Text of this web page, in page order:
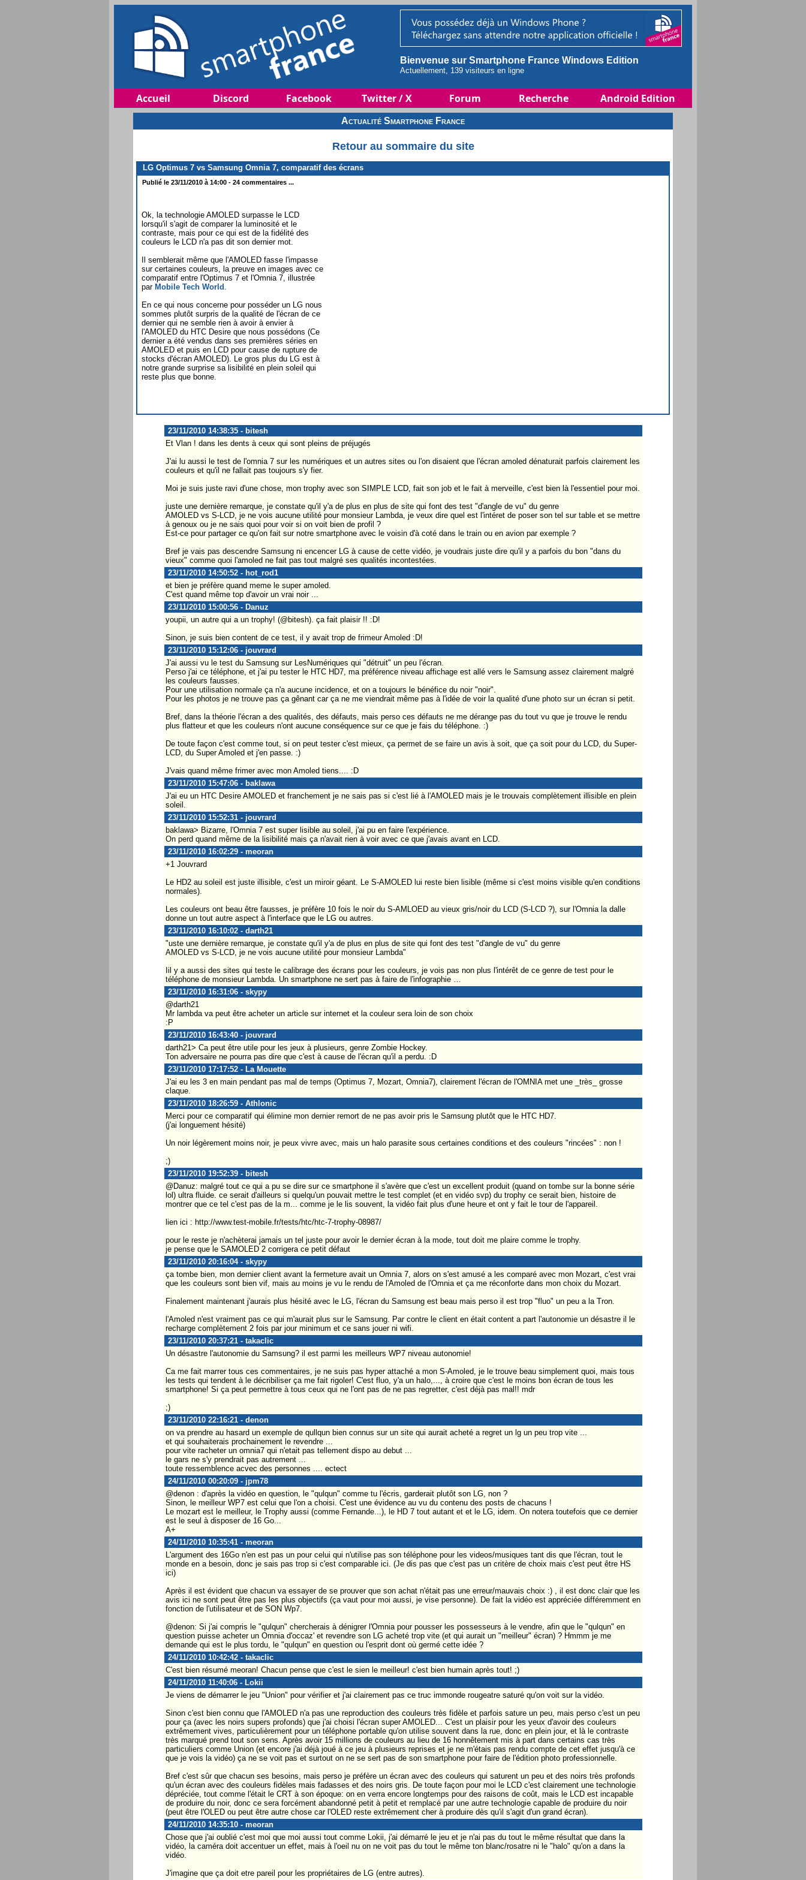
Bienvenue sur Smartphone France Windows Edition
Actuellement, 139 visiteurs en ligne
Accueil Discord Facebook Twitter / X Forum Recherche Android Edition
Actualité Smartphone France
Retour au sommaire du site
LG Optimus 7 vs Samsung Omnia 7, comparatif des écrans
Publié le 23/11/2010 à 14:00 - 24 commentaires ...
Ok, la technologie AMOLED surpasse le LCD
lorsqu'il s'agit de comparer la luminosité et le
contraste, mais pour ce qui est de la fidélité des
couleurs le LCD n'a pas dit son dernier mot.
Il semblerait même que l'AMOLED fasse l'impasse
sur certaines couleurs, la preuve en images avec ce
comparatif entre l'Optimus 7 et l'Omnia 7, illustrée
par Mobile Tech World
En ce qui nous concerne pour posséder un LG nous
sommes plutôt surpris de la qualité de l'écran de ce
dernier qui ne semble rien à avoir à envier à
l'AMOLED du HTC Desire que nous possédons (Ce
dernier a été vendus dans ses premières séries en
AMOLED et puis en LCD pour cause de rupture de
stocks d'écran AMOLED). Le gros plus du LG est à
notre grande surprise sa lisibilité en plein soleil qui
reste plus que bonne.
23/11/2010 14:38:35 - bitesh
Et Vlan ! dans les dents à ceux qui sont pleins de préjugés
J'ai lu aussi le test de l'omnia 7 sur les numériques et un autres sites ou l'on disaient que l'écran amoled dénaturait parfois clairement les
couleurs et qu'il ne fallait pas toujours s'y fier.
Moi je suis juste ravi d'une chose, mon trophy avec son SIMPLE LCD, fait son job et le fait à merveille, c'est bien là l'essentiel pour moi.
juste une dernière remarque, je constate qu'il y'a de plus en plus de site qui font des test "d'angle de vu" du genre
AMOLED vs S-LCD, je ne vois aucune utilité pour monsieur Lambda, je veux dire quel est l'intéret de poser son tel sur table et se mettre
à genoux ou je ne sais quoi pour voir si on voit bien de profil ?
Est-ce pour partager ce qu'on fait sur notre smartphone avec le voisin d'à coté dans le train ou en avion par exemple ?
Bref je vais pas descendre Samsung ni encencer LG à cause de cette vidéo, je voudrais juste dire qu'il y a parfois du bon "dans du
vieux" comme quoi l'amoled ne fait pas tout malgré ses qualités incontestées.
23/11/2010 14:50:52 - hot_rod1
et bien je préfère quand meme le super amoled.
C'est quand même top d'avoir un vrai noir ...
23/11/2010 15:00:56 - Danuz
youpii, un autre qui a un trophy! (@bitesh). ça fait plaisir !! :D!
Sinon, je suis bien content de ce test, il y avait trop de frimeur Amoled :D!
23/11/2010 15:12:06 - jouvrard
J'ai aussi vu le test du Samsung sur LesNumériques qui "détruit" un peu l'écran.
Perso j'ai ce téléphone, et j'ai pu tester le HTC HD7, ma préférence niveau affichage est allé vers le Samsung assez clairement malgré
les couleurs fausses.
Pour une utilisation normale ça n'a aucune incidence, et on a toujours le bénéfice du noir "noir".
Pour les photos je ne trouve pas ça gênant car ça ne me viendrait même pas à l'idée de voir la qualité d'une photo sur un écran si petit.
Bref, dans la théorie l'écran a des qualités, des défauts, mais perso ces défauts ne me dérange pas du tout vu que je trouve le rendu
plus flatteur et que les couleurs n'ont aucune conséquence sur ce que je fais du téléphone. :)
De toute façon c'est comme tout, si on peut tester c'est mieux, ça permet de se faire un avis à soit, que ça soit pour du LCD, du Super-
LCD, du Super Amoled et j'en passe. :)
J'vais quand même frimer avec mon Amoled tiens.... :D
23/11/2010 15:47:06 - baklawa
J'ai eu un HTC Desire AMOLED et franchement je ne sais pas si c'est lié à l'AMOLED mais je le trouvais complètement illisible en plein
soleil.
23/11/2010 15:52:31 - jouvrard
baklawa> Bizarre, l'Omnia 7 est super lisible au soleil, j'ai pu en faire l'expérience.
On perd quand même de la lisibilité mais ça n'avait rien à voir avec ce que j'avais avant en LCD.
23/11/2010 16:02:29 - meoran
+1 Jouvrard
Le HD2 au soleil est juste illisible, c'est un miroir géant. Le S-AMOLED lui reste bien lisible (même si c'est moins visible qu'en conditions
normales).
Les couleurs ont beau être fausses, je préfère 10 fois le noir du S-AMLOED au vieux gris/noir du LCD (S-LCD ?), sur l'Omnia la dalle
donne un tout autre aspect à l'interface que le LG ou autres.
23/11/2010 16:10:02 - darth21
"uste une dernière remarque, je constate qu'il y'a de plus en plus de site qui font des test "d'angle de vu" du genre
AMOLED vs S-LCD, je ne vois aucune utilité pour monsieur Lambda"
Iil y a aussi des sites qui teste le calibrage des écrans pour les couleurs, je vois pas non plus l'intérêt de ce genre de test pour le
téléphone de monsieur Lambda. Un smartphone ne sert pas à faire de l'infographie …
23/11/2010 16:31:06 - skypy
@darth21
Mr lambda va peut être acheter un article sur internet et la couleur sera loin de son choix
:P
23/11/2010 16:43:40 - jouvrard
darth21> Ca peut être utile pour les jeux à plusieurs, genre Zombie Hockey.
Ton adversaire ne pourra pas dire que c'est à cause de l'écran qu'il a perdu. :D
23/11/2010 17:17:52 - La Mouette
J'ai eu les 3 en main pendant pas mal de temps (Optimus 7, Mozart, Omnia7), clairement l'écran de l'OMNIA met une _très_ grosse
claque.
23/11/2010 18:26:59 - Athlonic
Merci pour ce comparatif qui élimine mon dernier remort de ne pas avoir pris le Samsung plutôt que le HTC HD7.
(j'ai longuement hésité)
Un noir légèrement moins noir, je peux vivre avec, mais un halo parasite sous certaines conditions et des couleurs "rincées" : non !
;)
23/11/2010 19:52:39 - bitesh
@Danuz: malgré tout ce qui a pu se dire sur ce smartphone il s'avère que c'est un excellent produit (quand on tombe sur la bonne série
lol) ultra fluide. ce serait d'ailleurs si quelqu'un pouvait mettre le test complet (et en vidéo svp) du trophy ce serait bien, histoire de
montrer que ce tel c'est pas de la m... comme je le lis souvent, la vidéo fait plus d'une heure et ont y fait le tour de l'appareil.
lien ici : http://www.test-mobile.fr/tests/htc/htc-7-trophy-08987/
pour le reste je n'achèterai jamais un tel juste pour avoir le dernier écran à la mode, tout doit me plaire comme le trophy.
je pense que le SAMOLED 2 corrigera ce petit défaut
23/11/2010 20:16:04 - skypy
ça tombe bien, mon dernier client avant la fermeture avait un Omnia 7, alors on s'est amusé a les comparé avec mon Mozart, c'est vrai
que les couleurs sont bien vif, mais au moins je vu le rendu de l'Amoled de l'Omnia et ça me réconforte dans mon choix du Mozart.
Finalement maintenant j'aurais plus hésité avec le LG, l'écran du Samsung est beau mais perso il est trop "fluo" un peu a la Tron.
l'Amoled n'est vraiment pas ce qui m'aurait plus sur le Samsung. Par contre le client en était content a part l'autonomie un désastre il le
recharge complètement 2 fois par jour minimum et ce sans jouer ni wifi.
23/11/2010 20:37:21 - takaclic
Un désastre l'autonomie du Samsung? il est parmi les meilleurs WP7 niveau autonomie!
Ca me fait marrer tous ces commentaires, je ne suis pas hyper attaché a mon S-Amoled, je le trouve beau simplement quoi, mais tous
les tests qui tendent à le décribiliser ça me fait rigoler! C'est fluo, y'a un halo,..., à croire que c'est le moins bon écran de tous les
smartphone! Si ça peut permettre à tous ceux qui ne l'ont pas de ne pas regretter, c'est déjà pas mal!! mdr
;)
23/11/2010 22:16:21 - denon
on va prendre au hasard un exemple de qullqun bien connus sur un site qui aurait acheté a regret un lg un peu trop vite ...
et qui souhaiterais prochainement le revendre ...
pour vite racheter un omnia7 qui n'etait pas tellement dispo au debut ...
le gars ne s'y prendrait pas autrement ...
toute ressemblence acvec des personnes .... ectect
24/11/2010 00:20:09 - jpm78
@denon : d'après la vidéo en question, le "qulqun" comme tu l'écris, garderait plutôt son LG, non ?
Sinon, le meilleur WP7 est celui que l'on a choisi. C'est une évidence au vu du contenu des posts de chacuns !
Le mozart est le meilleur, le Trophy aussi (comme Fernande...), le HD 7 tout autant et et le LG, idem. On notera toutefois que ce dernier
est le seul à disposer de 16 Go...
A+
24/11/2010 10:35:41 - meoran
L'argument des 16Go n'en est pas un pour celui qui n'utilise pas son téléphone pour les videos/musiques tant dis que l'écran, tout le
monde en a besoin, donc je sais pas trop si c'est comparable ici. (Je dis pas que c'est pas un critère de choix mais c'est peut être HS
ici)
Après il est évident que chacun va essayer de se prouver que son achat n'était pas une erreur/mauvais choix :) , il est donc clair que les
avis ici ne sont peut être pas les plus objectifs (ça vaut pour moi aussi, je vise personne). De fait la vidéo est appréciée différemment en
fonction de l'utilisateur et de SON Wp7.
@denon: Si j'ai compris le "qulqun" chercherais à dénigrer l'Omnia pour pousser les possesseurs à le vendre, afin que le "qulqun" en
question puisse acheter un Omnia d'occaz' et revendre son LG acheté trop vite (et qui aurait un "meilleur" écran) ? Hmmm je me
demande qui est le plus tordu, le "qulqun" en question ou l'esprit dont où germé cette idée ?
24/11/2010 10:42:42 - takaclic
C'est bien résumé meoran! Chacun pense que c'est le sien le meilleur! c'est bien humain après tout! ;)
24/11/2010 11:40:06 - Lokii
Je viens de démarrer le jeu "Union" pour vérifier et j'ai clairement pas ce truc immonde rougeatre saturé qu'on voit sur la vidéo.
Sinon c'est bien connu que l'AMOLED n'a pas une reproduction des couleurs très fidèle et parfois sature un peu, mais perso c'est un peu
pour ça (avec les noirs supers profonds) que j'ai choisi l'écran super AMOLED... C'est un plaisir pour les yeux d'avoir des couleurs
extrêmement vives, particulièrement pour un téléphone portable qu'on utilise souvent dans la rue, donc en plein jour, et là le contraste
très marqué prend tout son sens. Après avoir 15 millions de couleurs au lieu de 16 honnêtement mis à part dans certains cas très
particuliers comme Union (et encore j'ai déjà joué à ce jeu à plusieurs reprises et je ne m'étais pas rendu compte de cet effet jusqu'à ce
que je vois la vidéo) ça ne se voit pas et surtout on ne se sert pas de son smartphone pour faire de l'édition photo professionnelle.
Bref c'est sûr que chacun ses besoins, mais perso je préfère un écran avec des couleurs qui saturent un peu et des noirs très profonds
qu'un écran avec des couleurs fidèles mais fadasses et des noirs gris. De toute façon pour moi le LCD c'est clairement une technologie
dépréciée, tout comme l'était le CRT à son époque: on en verra encore longtemps pour des raisons de coût, mais le LCD est incapable
de produire du noir, donc ce sera forcément abandonné petit à petit et remplacé par une autre technologie capable de produire du noir
(peut être l'OLED ou peut être autre chose car l'OLED reste extrêmement cher à produire dès qu'il s'agit d'un grand écran).
24/11/2010 14:35:10 - meoran
Chose que j'ai oublié c'est moi que moi aussi tout comme Lokii, j'ai démarré le jeu et je n'ai pas du tout le même résultat que dans la
vidéo, la caméra doit accentuer un effet, mais à l'oeil nu on ne voit pas du tout le même ton blanc/rosatre ni le "halo" qu'on a dans la
vidéo.
J'imagine que ça doit etre pareil pour les propriétaires de LG (entre autres).